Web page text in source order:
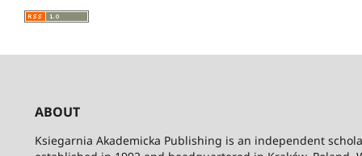
ABOUT
Ksiegarnia Akademicka Publishing is an independent